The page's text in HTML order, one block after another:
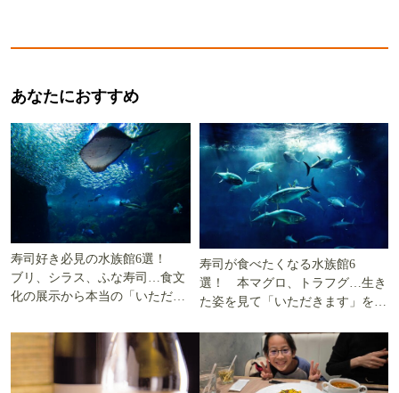
あなたにおすすめ
寿司好き必見の水族館6選！
ブリ、シラス、ふな寿司…食文
化の展示から本当の「いただき
寿司が食べたくなる水族館6
選！ 本マグロ、トラフグ…生き
た姿を見て「いただきます」を考